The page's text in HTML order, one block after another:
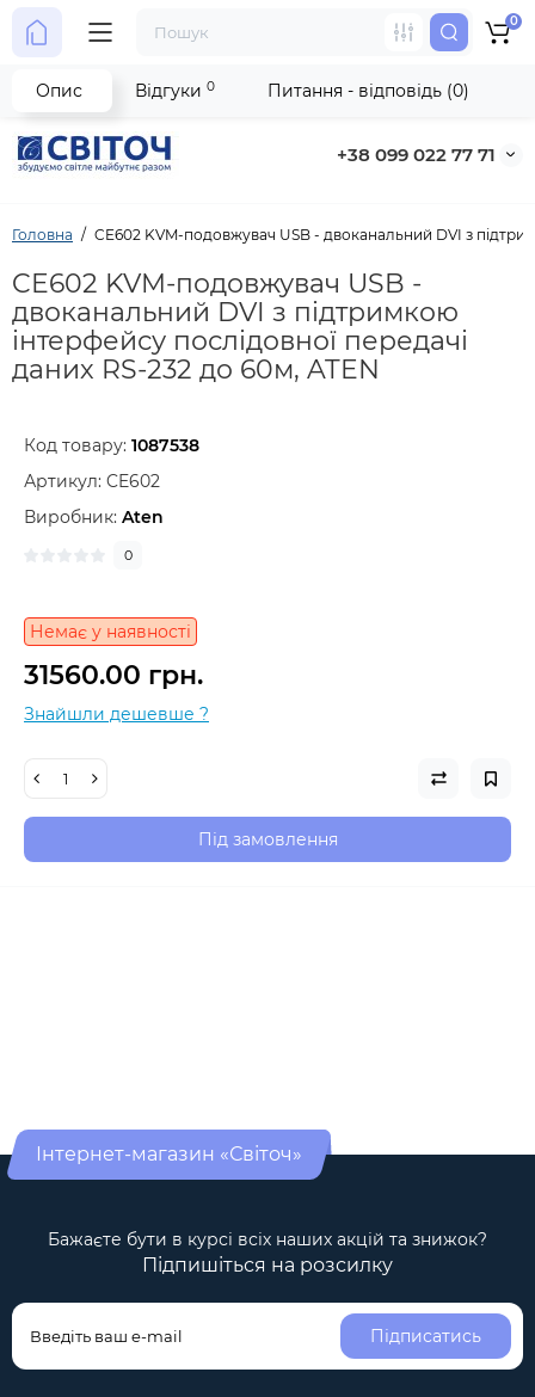
+38 099 022 77 71
0
Головна CE602 KVM-подовжувач USB - двоканальний DVI з
CE602 KVM-подовжувач USB -
двоканальний DVI з підтримкою
інтерфейсу послідовної передачі
даних RS-232 до 60м, ATEN
Код товару: 1087538
Артикул: CE602
Виробник: Aten
0
Немає у наявності
31560.00 грн.
Знайшли дешевше ?
Під замовлення
Опис Відгуки 0 Питання - відповідь (0)
Інтернет-магазин «Світоч»
Бажаєте бути в курсі всіх наших акцій та знижок?
Підпишіться на розсилку
Підписатись